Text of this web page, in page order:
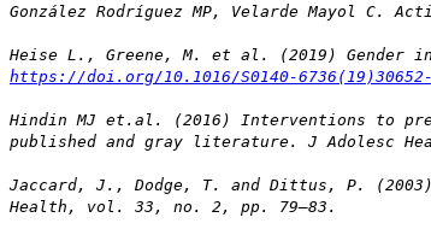
González Rodríguez MP, Velarde Mayol C.
Heise L., Greene, M. et al. (2019) Gender
https://doi.org/10.1016/S0140-
Hindin MJ et.al. (2016) Interventions to
published and gray literature. J Adolesc
Jaccard, J., Dodge, T. and Dittus, P.
Health, vol. 33, no. 2, pp. 79–83.